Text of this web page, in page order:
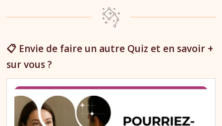
📋 Envie de faire un autre Quiz et en savoir +
sur vous ?